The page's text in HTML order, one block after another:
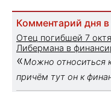
Комментарий дня в
Отец погибшей 7
Либермана в
«Можно относиться
причём тут он к